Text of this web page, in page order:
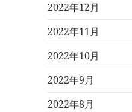
2022年12月
2022年11月
2022年10月
2022年9月
2022年8月